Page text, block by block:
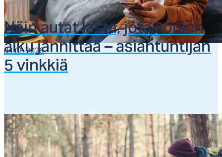
04.08.2026
Näin au­tat las­ta, jo­ta kou­lun
al­ku jän­nit­tää – asian­tun­ti­jan
5 vink­kiä